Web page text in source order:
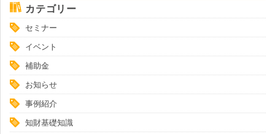
カテゴリー
セミナー
イベント
補助金
お知らせ
事例紹介
知財基礎知識